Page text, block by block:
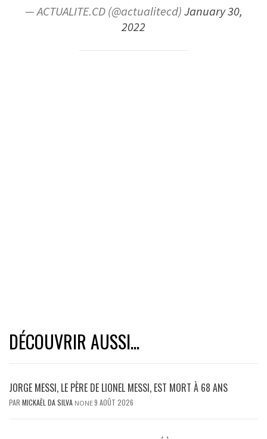
— ACTUALITE.CD (@actualitecd)January 30,
2022
DÉCOUVRIR AUSSI...
JORGE MESSI, LE PÈRE DE LIONEL MESSI, EST MORT À 68 ANS
PAR MICKAËL DA SILVA NONE9 AOÛT 2026